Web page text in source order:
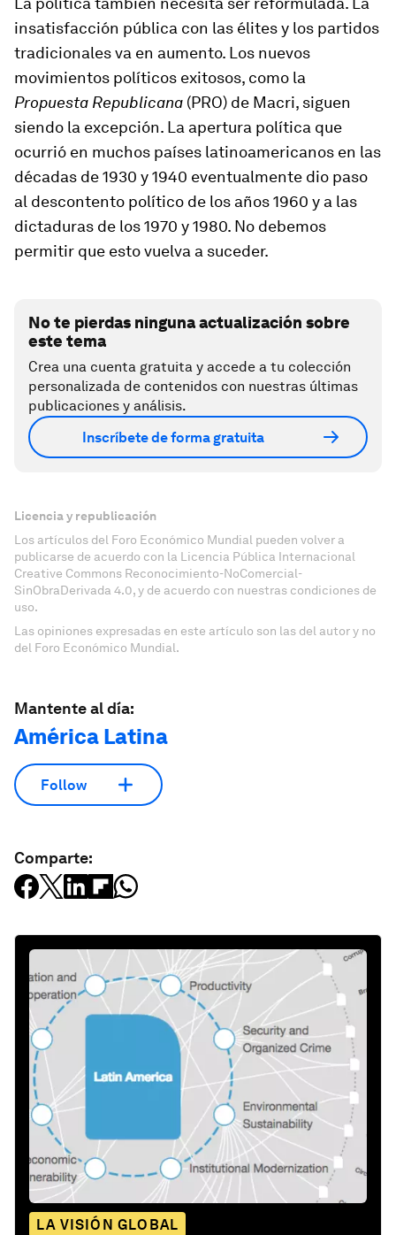
insatisfacción pública con las élites y los partidos
tradicionales va en aumento. Los nuevos
movimientos políticos exitosos, como la
Propuesta Republicana (PRO) de Macri, siguen
siendo la excepción. La apertura política que
ocurrió en muchos países latinoamericanos en las
décadas de 1930 y 1940 eventualmente dio paso
al descontento político de los años 1960 y a las
dictaduras de los 1970 y 1980. No debemos
permitir que esto vuelva a suceder.
No te pierdas ninguna actualización sobre
este tema
Crea una cuenta gratuita y accede a tu colección
personalizada de contenidos con nuestras últimas
publicaciones y análisis.
Inscríbete de forma gratuita
Licencia y republicación
Los artículos del Foro Económico Mundial pueden volver a
publicarse de acuerdo con la Licencia Pública Internacional
Creative Commons Reconocimiento-NoComercial-
SinObraDerivada 4.0, y de acuerdo con nuestras condiciones de
uso.
Las opiniones expresadas en este artículo son las del autor y no
del Foro Económico Mundial.
Mantente al día:
América Latina
Follow
Comparte:
LA VISIÓN GLOBAL